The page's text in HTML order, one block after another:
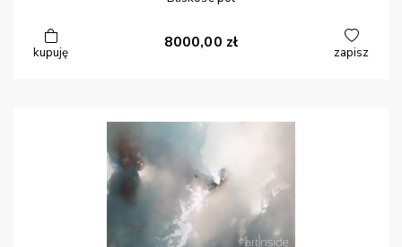
kupuję
8000,00 zł
zapisz